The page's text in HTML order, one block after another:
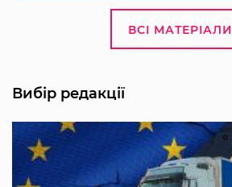
ВСІ МАТЕРІАЛИ
Вибір редакції